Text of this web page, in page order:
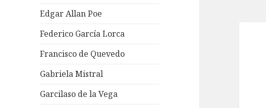
Edgar Allan Poe
Federico García Lorca
Francisco de Quevedo
Gabriela Mistral
Garcilaso de la Vega